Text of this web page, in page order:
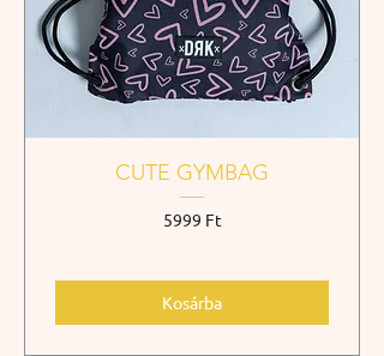
CUTE GYMBAG
Ár
5999 Ft
Kosárba